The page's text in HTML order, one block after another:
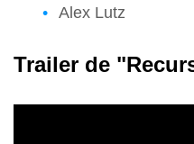
Alex Lutz
Trailer de